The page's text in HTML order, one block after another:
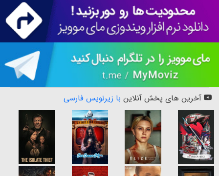
آخرین های پخش آنلاین با زیرنویس فارسی